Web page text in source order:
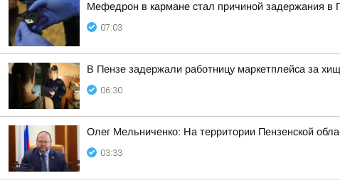
Мефедрон в кармане стал причиной задержания в
07:03
В Пензе задержали работницу маркетплейса за
06:30
Олег Мельниченко: На территории Пензенской
03:33